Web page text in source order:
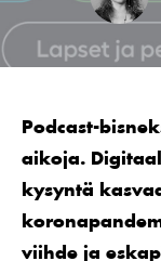
Podcast-
aikoja.
kysyntä
viihde ja